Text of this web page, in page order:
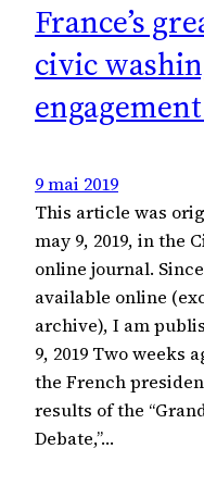
France’s
civic
engagement
9 mai 2019
This article was
may 9, 2019, in the
online journal.
available online
archive), I am
9, 2019 Two weeks
the French
results of the
Debate,”…